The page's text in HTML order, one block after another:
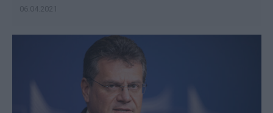
πρακτική λόγω της πανδημίας και σύμφωνα με
όλες τις μελέτες να αποτελεί σημαντικό μέρος
της νέας κανονικότητας, το υπουργείο
καθιερώνει […]